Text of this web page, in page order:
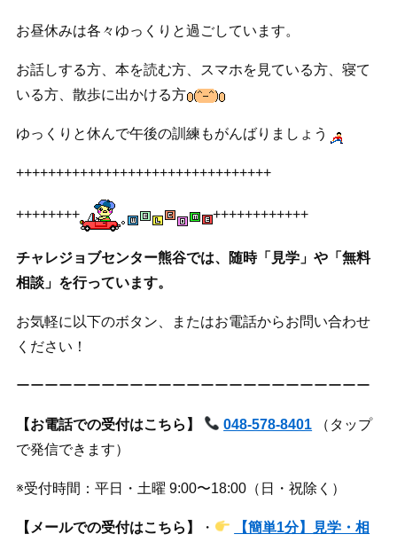
お昼休みは各々ゆっくりと過ごしています。
お話しする方、本を読む方、スマホを見ている方、寝て
いる方、散歩に出かける方
ゆっくりと休んで午後の訓練もがんばりましょう
++++++++++++++++++++++++++++++++
++++++++ ++++++++++++
チャレジョブセンター熊谷では、随時「見学」や「無料
相談」を行っています。
お気軽に以下のボタン、またはお電話からお問い合わせ
ください！
ーーーーーーーーーーーーーーーーーーーーーーーーー
【お電話での受付はこちら】 048-578-8401 （タップ
で発信できます）
※受付時間：平日・土曜 9:00〜18:00（日・祝除く）
【メールでの受付はこちら】 ・
【簡単1分】見学・相